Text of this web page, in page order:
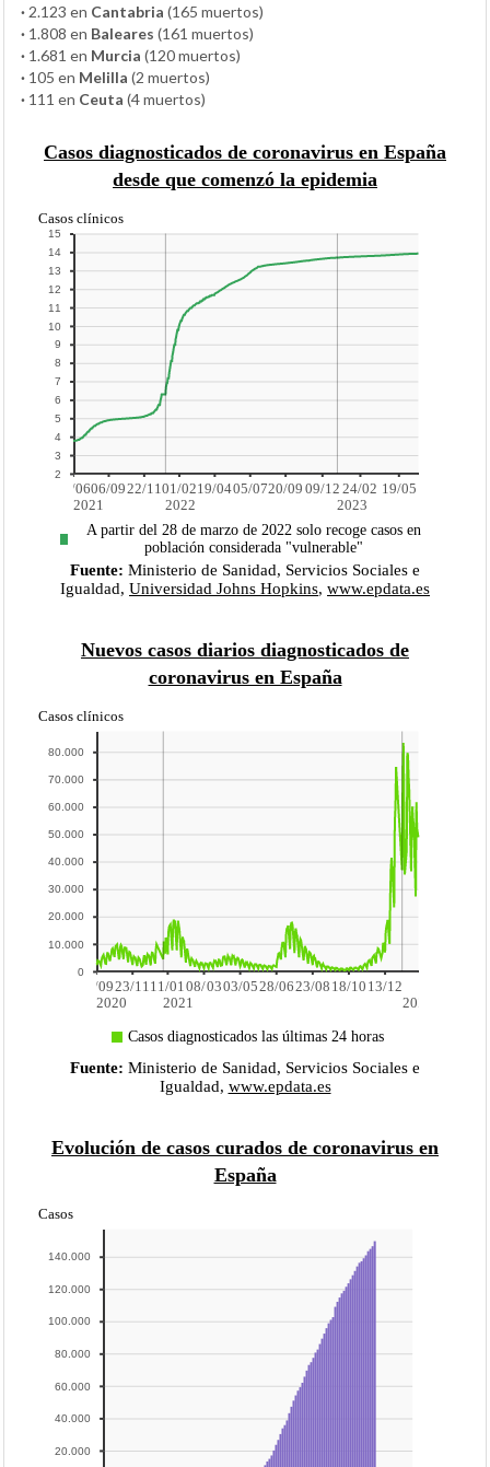
· 2.123 en Cantabria (165 muertos)
· 1.808 en Baleares (161 muertos)
· 1.681 en Murcia (120 muertos)
· 105 en Melilla (2 muertos)
· 111 en Ceuta (4 muertos)